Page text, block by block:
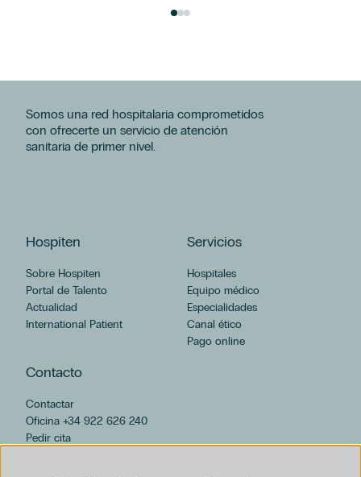
Somos una red hospitalaria comprometidos
con ofrecerte un servicio de atención
sanitaria de primer nivel.
Hospiten
Sobre Hospiten
Portal de Talento
Actualidad
International Patient
Servicios
Hospitales
Equipo médico
Especialidades
Canal ético
Pago online
Contacto
Contactar
Oficina +34 922 626 240
Pedir cita